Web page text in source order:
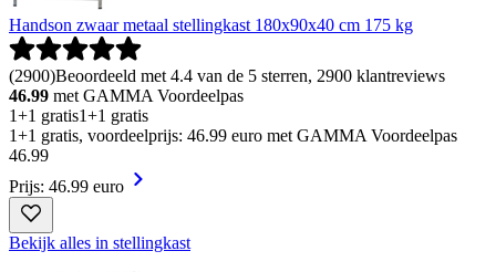
Handson zwaar metaal stellingkast 180x90x40 cm 175 kg
(2900)Beoordeeld met 4.4 van de 5 sterren, 2900 klantreviews
46.99 met GAMMA Voordeelpas
1+1 gratis1+1 gratis
1+1 gratis, voordeelprijs: 46.99 euro met GAMMA Voordeelpas
46.99
Prijs: 46.99 euro
Bekijk alles in stellingkast